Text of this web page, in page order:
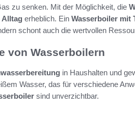
zu senken. Mit der Möglichkeit, die
Alltag erheblich. Ein Wasserboiler mit
schont auch die wertvollen
von Wasserboilern
in Haushalten und
Wasser, das für verschiedene
sind unverzichtbar.